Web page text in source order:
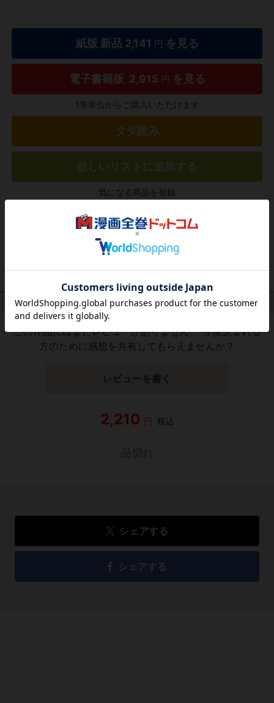
紙版 新品 2,141 円 を見る
電子書籍版 2,915 円 を見る
1巻単位からご購入いただけます
タダ読み
欲しいリストに追加する
気になる商品を登録
作品レビュー （関連商品を含む）
この作品にはまだレビューがありません。 今後読まれる
方のために感想を共有してもらえませんか？
レビューを書く
2,210 円 税込
シェアする
シェアする